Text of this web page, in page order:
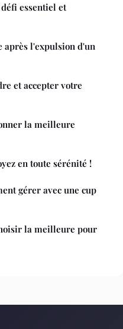
essentiel et
l'expulsion d'un
et accepter votre
la meilleure
en toute sérénité !
gérer avec une cup
la meilleure pour